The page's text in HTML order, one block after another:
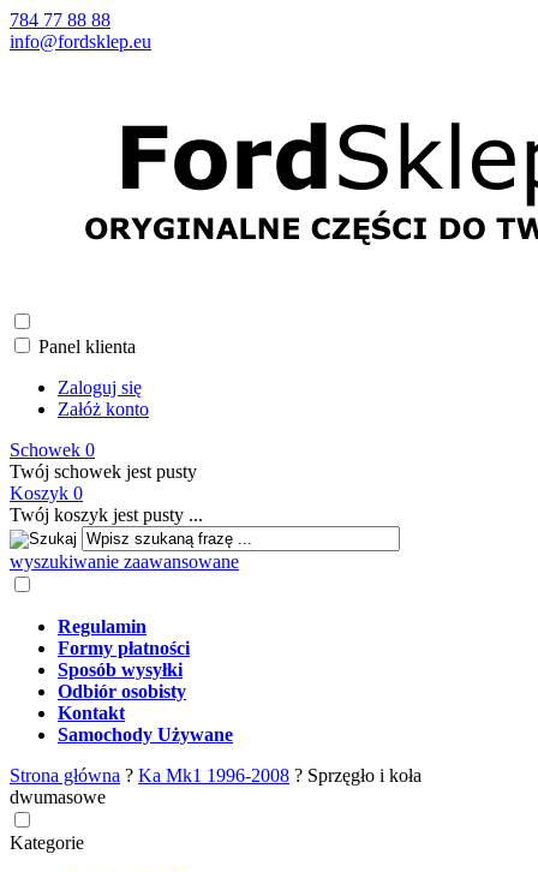
784 77 88 88
info@fordsklep.eu
Panel klienta
Zaloguj się
Załóż konto
Schowek 0
Twój schowek jest pusty
Koszyk 0
Twój koszyk jest pusty ...
wyszukiwanie zaawansowane
Regulamin
Formy płatności
Sposób wysyłki
Odbiór osobisty
Kontakt
Samochody Używane
Strona główna ? Ka Mk1 1996-2008 ? Sprzęgło i koła
dwumasowe
Kategorie